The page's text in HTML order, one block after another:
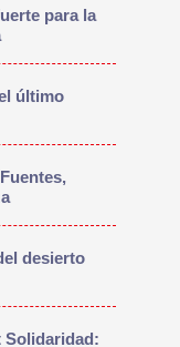
para la
último
desierto
Solidaridad: